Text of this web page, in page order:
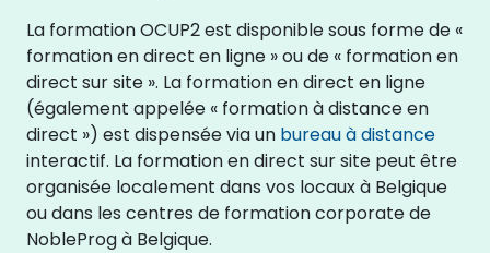
La formation OCUP2 est disponible sous forme de «
formation en direct en ligne » ou de « formation en
direct sur site ». La formation en direct en ligne
(également appelée « formation à distance en
direct ») est dispensée via un bureau à distance
interactif. La formation en direct sur site peut être
organisée localement dans vos locaux à Belgique
ou dans les centres de formation corporate de
NobleProg à Belgique.